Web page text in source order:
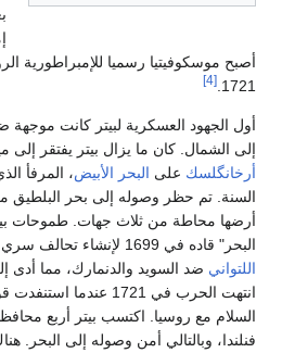
أصبح موسكوفيتيا رسميا للإمبراطورية
1721.
[4]
أول الجهود العسكرية لبيتر كانت موجهة
إلى الشمال. كان ما يزال بيتر يفتقر إلى
أرخانگلسك على البحر الأبيض، المرفأ
السنة. تم حظر وصوله إلى بحر البلطيق
أرضها محاطة من ثلاث جهات. طموحات
البحر" قاده في 1699 لإنشاء تحالف سري مع
اللتواني ضد السويد والدنمارك، مما أدى
انتهت الحرب في 1721
السلام مع روسيا. اكتسب بيتر أربع
فنلندا، وبالتالي أمن وصوله إلى البحر.